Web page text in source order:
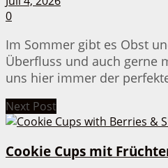
0
Im Sommer gibt es Obst
Überfluss und auch gerne
uns hier immer der
Next Post
Cookie Cups mit